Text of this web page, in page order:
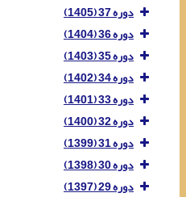
دوره 37 (1405)
دوره 36 (1404)
دوره 35 (1403)
دوره 34 (1402)
دوره 33 (1401)
دوره 32 (1400)
دوره 31 (1399)
دوره 30 (1398)
دوره 29 (1397)